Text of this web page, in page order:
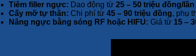
Tiêm filler ngực: Dao động từ 25 – 50 triệu đồng/lần
Cấy mỡ tự thân: Chi phí từ 45 – 90 triệu đồng, phụ
Nâng ngực bằng sóng RF hoặc HIFU: Giá từ 15 –